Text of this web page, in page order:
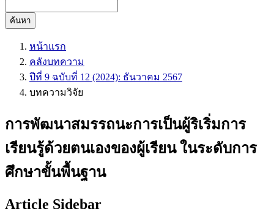
ค้นหา
หน้าแรก
คลังบทความ
ปีที่ 9 ฉบับที่ 12 (2024): ธันวาคม 2567
บทความวิจัย
การพัฒนาสมรรถนะการเป็นผู้ริเริ่มการ
เรียนรู้ด้วยตนเองของผู้เรียน ในระดับการ
ศึกษาขั้นพื้นฐาน
Article Sidebar